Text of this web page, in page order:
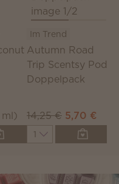
ml)
Im Trend
Autumn Road
Trip Scentsy Pod
Doppelpack
14,25 € 5,70 €
Quantity